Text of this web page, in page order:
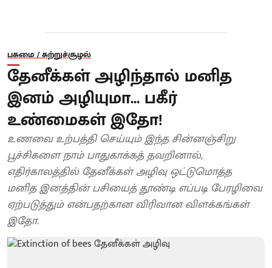
பசுமை / சுற்றுச்சூழல்
தேனீக்கள் அழிந்தால் மனித
இனம் அழியுமா... பகீர்
உண்மைகள் இதோ!
உணவை உற்பத்தி செய்யும் இந்த சின்னஞ்சிறு
பூச்சிகளை நாம் பாதுகாக்கத் தவறினால்,
எதிர்காலத்தில் தேனீக்கள் அழிவு ஒட்டுமொத்த
மனித இனத்தின் பசியைத் தூண்டி எப்படி பேரழிவை
ஏற்படுத்தும் என்பதற்கான விரிவான விளக்கங்கள்
இதோ.